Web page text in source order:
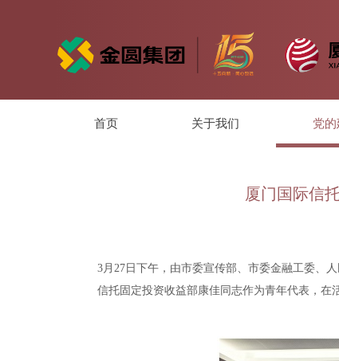
首页 关于我们 党
厦门国际信
3月27日下午，由市委宣传部、市委金融工委、
信托固定投资收益部康佳同志作为青年代表，在